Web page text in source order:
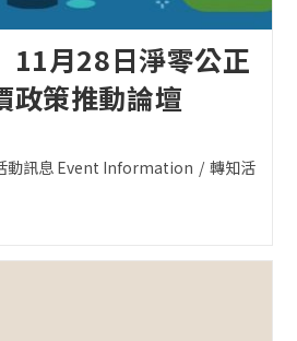
11月28日淨零公正
政策推動論壇
動訊息 Event Information / 轉知活